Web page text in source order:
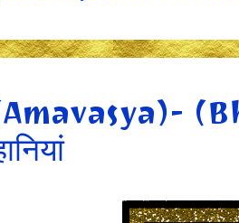
(Amavasya)-